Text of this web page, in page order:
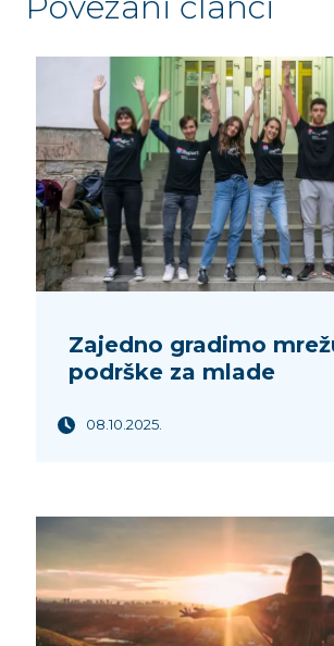
Zajedno gradimo
podrške za mlade
08.10.2025.